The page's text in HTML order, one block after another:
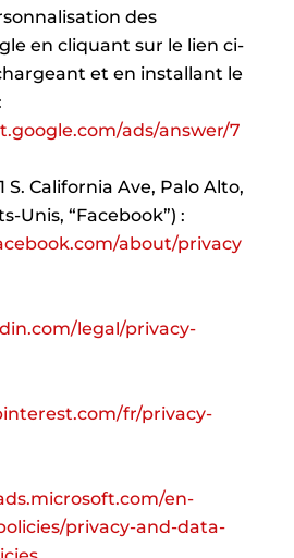
des
en cliquant sur le lien ci-
et en installant le
ads/answer/7
S. California Ave, Palo Alto,
Unis, “Facebook”) :
about/privacy
legal/privacy-
fr/privacy-
en-
privacy-and-data-